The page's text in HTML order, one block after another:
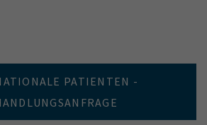
PATIENTEN -